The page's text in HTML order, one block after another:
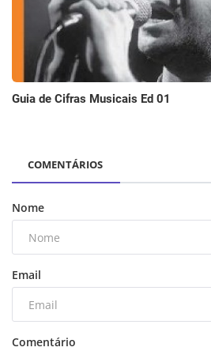
Guia de Cifras Musicais Ed 01
COMENTÁRIOS
Nome
Email
Comentário